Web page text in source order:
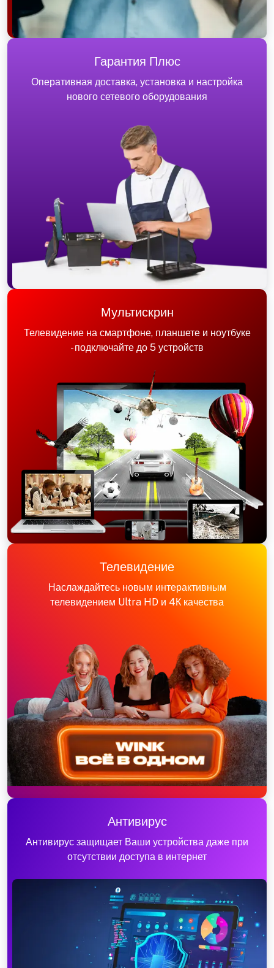
Гарантия Плюс
Оперативная доставка, установка и настройка
нового сетевого оборудования
Мультискрин
Телевидение на смартфоне, планшете и ноутбуке
- подключайте до 5 устройств
Телевидение
Наслаждайтесь новым интерактивным
телевидением Ultra HD и 4К качества
Антивирус
Антивирус защищает Ваши устройства даже при
отсутствии доступа в интернет